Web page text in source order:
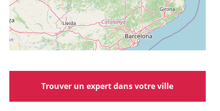
Trouver un expert dans votre ville